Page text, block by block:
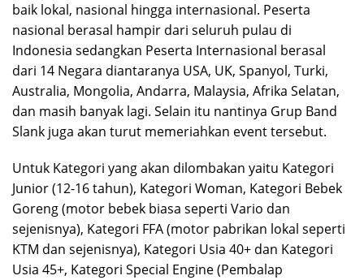
baik lokal, nasional hingga internasional. Peserta
nasional berasal hampir dari seluruh pulau di
Indonesia sedangkan Peserta Internasional berasal
dari 14 Negara diantaranya USA, UK, Spanyol, Turki,
Australia, Mongolia, Andarra, Malaysia, Afrika Selatan,
dan masih banyak lagi. Selain itu nantinya Grup Band
Slank juga akan turut memeriahkan event tersebut.
Untuk Kategori yang akan dilombakan yaitu Kategori
Junior (12-16 tahun), Kategori Woman, Kategori Bebek
Goreng (motor bebek biasa seperti Vario dan
sejenisnya), Kategori FFA (motor pabrikan lokal seperti
KTM dan sejenisnya), Kategori Usia 40+ dan Kategori
Usia 45+, Kategori Special Engine (Pembalap